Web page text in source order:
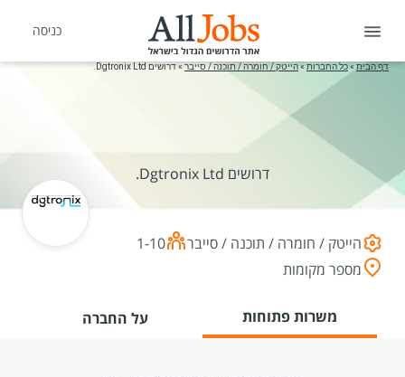
כניסה
דף הבית »כל החברות »הייטק / חומרה / תוכנה / סייבר»דרושים Dgtronix Ltd.
דרושים Dgtronix Ltd.
הייטק / חומרה / תוכנה / סייבר
1-10
מספר מקומות
משרות פתוחות על החברה